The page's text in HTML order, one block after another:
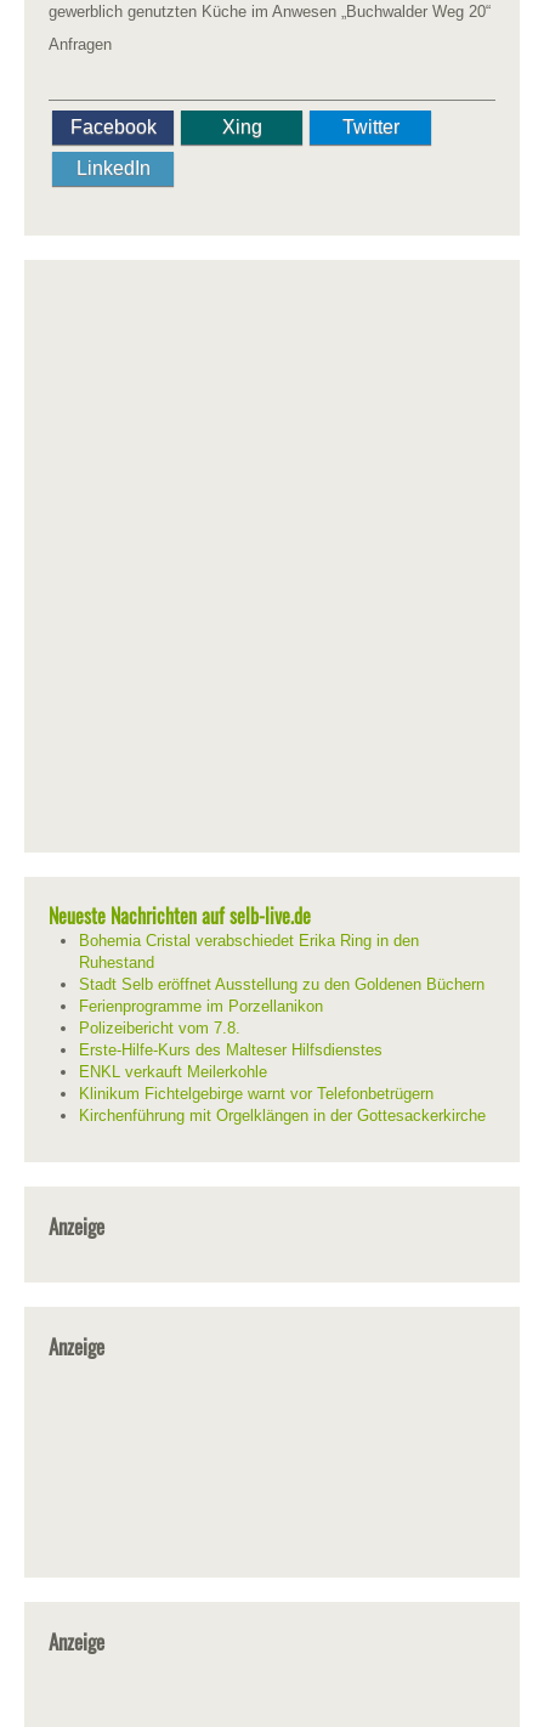
gewerblich genutzten Küche im Anwesen „Buchwalder Weg 20“
Anfragen
Facebook Xing
Twitter
LinkedIn
Neueste Nachrichten auf selb-live.de
Bohemia Cristal verabschiedet Erika Ring in den
Ruhestand
Stadt Selb eröffnet Ausstellung zu den Goldenen Büchern
Ferienprogramme im Porzellanikon
Polizeibericht vom 7.8.
Erste-Hilfe-Kurs des Malteser Hilfsdienstes
ENKL verkauft Meilerkohle
Klinikum Fichtelgebirge warnt vor Telefonbetrügern
Kirchenführung mit Orgelklängen in der Gottesackerkirche
Anzeige
Anzeige
Anzeige